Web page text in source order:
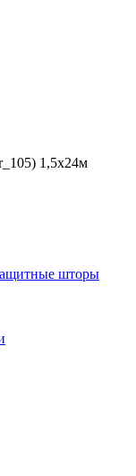
1,5х24м
шторы